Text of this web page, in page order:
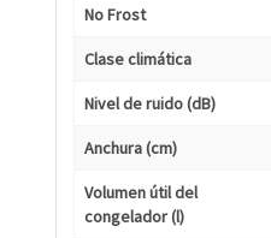
No Frost
Clase climática
Nivel de ruido (dB)
Anchura (cm)
Volumen útil del
congelador (l)